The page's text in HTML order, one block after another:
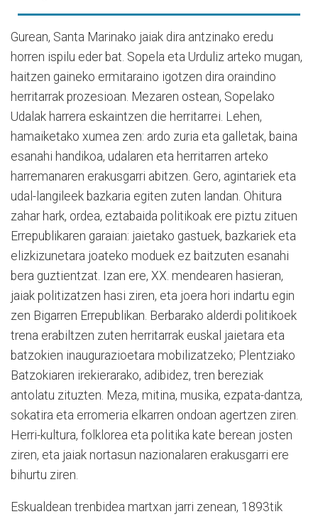
Gurean, Santa Marinako jaiak dira antzinako eredu
horren ispilu eder bat. Sopela eta Urduliz arteko mugan,
haitzen gaineko ermitaraino igotzen dira oraindino
herritarrak prozesioan. Mezaren ostean, Sopelako
Udalak harrera eskaintzen die herritarrei. Lehen,
hamaiketako xumea zen: ardo zuria eta galletak, baina
esanahi handikoa, udalaren eta herritarren arteko
harremanaren erakusgarri abitzen. Gero, agintariek eta
udal-langileek bazkaria egiten zuten landan. Ohitura
zahar hark, ordea, eztabaida politikoak ere piztu zituen
Errepublikaren garaian: jaietako gastuek, bazkariek eta
elizkizunetara joateko moduek ez baitzuten esanahi
bera guztientzat. Izan ere, XX. mendearen hasieran,
jaiak politizatzen hasi ziren, eta joera hori indartu egin
zen Bigarren Errepublikan. Berbarako alderdi politikoek
trena erabiltzen zuten herritarrak euskal jaietara eta
batzokien inaugurazioetara mobilizatzeko; Plentziako
Batzokiaren irekierarako, adibidez, tren bereziak
antolatu zituzten. Meza, mitina, musika, ezpata-dantza,
sokatira eta erromeria elkarren ondoan agertzen ziren.
Herri-kultura, folklorea eta politika kate berean josten
ziren, eta jaiak nortasun nazionalaren erakusgarri ere
bihurtu ziren.
Eskualdean trenbidea martxan jarri zenean, 1893tik